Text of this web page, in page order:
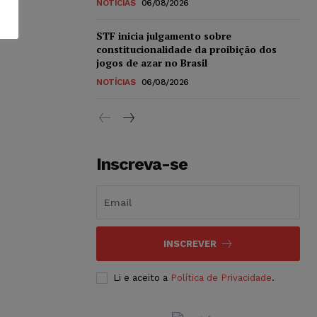
NOTÍCIAS 06/08/2026
STF inicia julgamento sobre
constitucionalidade da proibição dos
jogos de azar no Brasil
NOTÍCIAS 06/08/2026
Inscreva-se
INSCREVER
Li e aceito a Política de Privacidade.